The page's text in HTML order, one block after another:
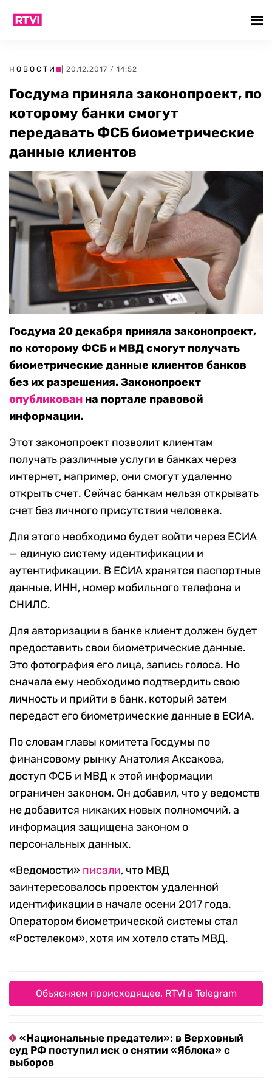
НОВОСТИ | 20.12.2017 / 14:52
Госдума приняла законопроект, по
которому банки смогут
передавать ФСБ биометрические
данные клиентов
Госдума 20 декабря приняла законопроект,
по которому ФСБ и МВД смогут получать
биометрические данные клиентов банков
без их разрешения. Законопроект
опубликован на портале правовой
информации.
Этот законопроект позволит клиентам
получать различные услуги в банках через
интернет, например, они смогут удаленно
открыть счет. Сейчас банкам нельзя открывать
счет без личного присутствия человека.
Для этого необходимо будет войти через ЕСИА
— единую систему идентификации и
аутентификации. В ЕСИА хранятся паспортные
данные, ИНН, номер мобильного телефона и
СНИЛС.
Для авторизации в банке клиент должен будет
предоставить свои биометрические данные.
Это фотография его лица, запись голоса. Но
сначала ему необходимо подтвердить свою
личность и прийти в банк, который затем
передаст его биометрические данные в ЕСИА.
По словам главы комитета Госдумы по
финансовому рынку Анатолия Аксакова,
доступ ФСБ и МВД к этой информации
ограничен законом. Он добавил, что у ведомств
не добавится никаких новых полномочий, а
информация защищена законом о
персональных данных.
«Ведомости» писали, что МВД
заинтересовалось проектом удаленной
идентификации в начале осени 2017 года.
Оператором биометрической системы стал
«Ростелеком», хотя им хотело стать МВД.
Объясняем происходящее. RTVI в Telegram
«Национальные предатели»: в Верховный
суд РФ поступил иск о снятии «Яблока» с
выборов